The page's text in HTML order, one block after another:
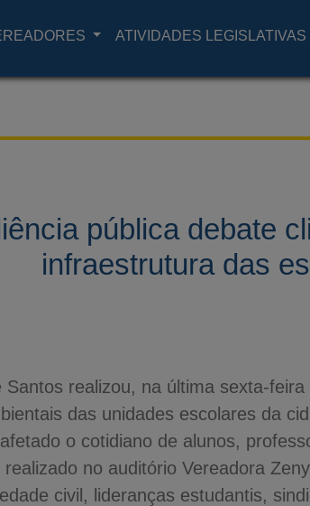
ATIVIDADES LEGISLATIVAS
pública debate
infraestrutura das
Santos realizou, na última sexta-
das unidades escolares da
o cotidiano de alunos,
no auditório Vereadora
civil, lideranças estudantis,